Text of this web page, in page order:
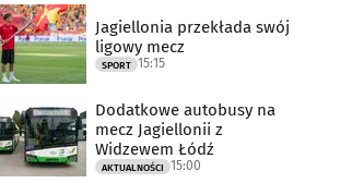
Jagiellonia przekłada swój
ligowy mecz
SPORT 15:15
Dodatkowe autobusy na
mecz Jagiellonii z
Widzewem Łódź
AKTUALNOŚCI 15:00